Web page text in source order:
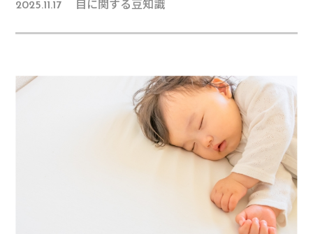
2025.11.17 目に関する豆知識